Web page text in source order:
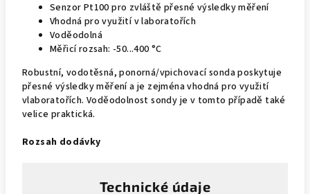
Senzor Pt100 pro zvláště přesné výsledky měření
Vhodná pro využití v laboratořích
Voděodolná
Měřicí rozsah: -50...400 °C
Robustní, vodotěsná, ponorná/vpichovací sonda poskytuje
přesné výsledky měření a je zejména vhodná pro využití
vlaboratořích. Voděodolnost sondy je v tomto případě také
velice praktická.
Rozsah dodávky
Technické údaje